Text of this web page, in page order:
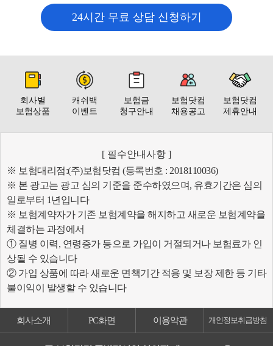
24시간 무료 상담 신청하기
회사별
보험상품
캐쉬백
이벤트
보험금
청구안내
보험닷컴
채용공고
보험닷컴
제휴안내
[ 필수안내사항 ]
※ 보험대리점:(주)보험닷컴 (등록번호 : 2018110036)
※ 본 광고는 광고 심의 기준을 준수하였으며, 유효기간은 심의
일로부터 1년입니다
※ 보험계약자가 기존 보험계약을 해지하고 새로운 보험계약을
체결하는 과정에서
① 질병 이력, 연령증가 등으로 가입이 거절되거나 보험료가 인
상될 수 있습니다
② 가입 상품에 따라 새로운 면책기간 적용 및 보장 제한 등 기타
불이익이 발생할 수 있습니다
회사소개 PC화면 이용약관 개인정보취급방침